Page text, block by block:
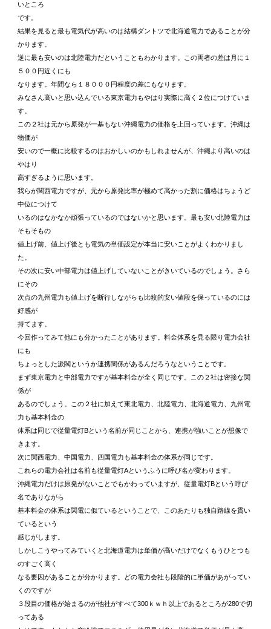
いところ
です。
結果を見ると最も電気代が高いのは結構ダントツで北海道電力であることが分
かります。
逆に最も安いのは北陸電力だということもわかります。この両者の差は月に１
５００円近くにも
なります。年間なら１８０００円程度の差にもなります。
みなさん高いと思い込んでいる東京電力もやはり実際に高く２位につけていま
す。
この２社は元から原発が一基もない沖縄電力の価格を上回っています。沖縄は
物価が
安いので一概に比較するのはおかしいのかもしれませんが、沖縄より高いのは
やはり
高すぎるように思います。
我らが関西電力ですが、元から原発比率が極めて高かった割に価格はちょうど
中位につけて
いるのはなかなか頑張っているのではないかと思います。最も安い北陸電力は
そもそもの
値上げ前、値上げ後とも電気の単価設定が本当に安いことがよくわかりまし
た。
その次に安い中部電力は値上げしていないことがきいているのでしょう。さら
にその
次点の九州電力も値上げを断行しながらも比較的安い値段を保っているのには
好感が
持てます。
今回作ってみて他にも分かったことがあります。料金体系を見る限り電力会社
にも
ちょっとした派閥というか連携関係があるんだろうなということです。
まず東京電力と中部電力ですが基本料金が全く同じです。この２社は密接な関
係が
あるのでしょう。この２社に加えて東北電力、北陸電力、北海道電力、九州電
力も基本料金の
体系は同じで従量電灯Bという名前が同じことから、連携が強いことが想像で
きます。
次に関西電力、中国電力、四国電力も基本料金の体系が同じです。
これらの電力会社は名前も従量電灯Aというふうに呼び名が変わります。
沖縄電力だけは原発がないことでもかわっていますが、従量電灯Bという呼び
名でありながら
基本料金の体系は関電に似ているということで、このあたりも独自路線を貫い
ているという
感じがします。
しかしこうやってみていくと北海道電力は単価が高いだけでなくもうひとつも
のすごく高く
なる要因があることが分かります。どの電力会社も段階的に単価があがってい
くのですが
３段目の価格が始まるのが他社がすべて300ｋｗｈ以上であるところが280で切
ってある